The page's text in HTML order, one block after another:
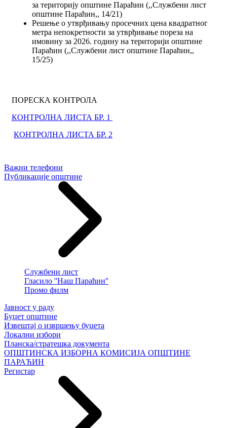
за територију општине Параћин (,,Службени лист
општине Параћин,, 14/21)
Решење о утврђивању просечних цена квадратног
метра непокретности за утврђивање пореза на
имовину за 2026. годину на територији општине
Параћин (,,Службени лист општине Параћин,,
15/25)
ПОРЕСКА КОНТРОЛА
КОНТРОЛНА ЛИСТА БР. 1
КОНТРОЛНА ЛИСТА БР. 2
Важни телефони
Публикације општине
Службени лист
Гласило ''Наш Параћин''
Промо филм
Јавност у раду
Буџет општине
Извештај о извршењу буџета
Локални избори
Планска/стратешка документа
ОПШТИНСКА ИЗБОРНА КОМИСИЈА ОПШТИНЕ
ПАРАЋИН
Регистар